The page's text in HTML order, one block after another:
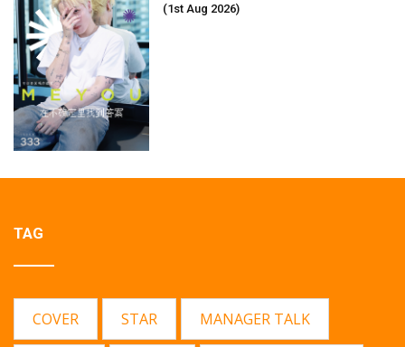
(1st Aug 2026)
TAG
COVER STAR MANAGER TALK